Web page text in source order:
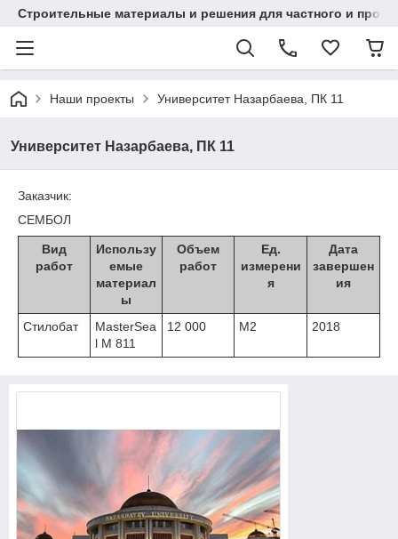
Строительные материалы и решения для частного и
Наши проекты Университет Назарбаева, ПК 11
Университет Назарбаева, ПК 11
Заказчик:
СЕМБОЛ
Вид
работ
Использу
емые
материал
ы
Объем
работ
Ед.
измерени
я
Дата
завершен
ия
Стилобат
MasterSea
l M 811
12 000 M2 2018